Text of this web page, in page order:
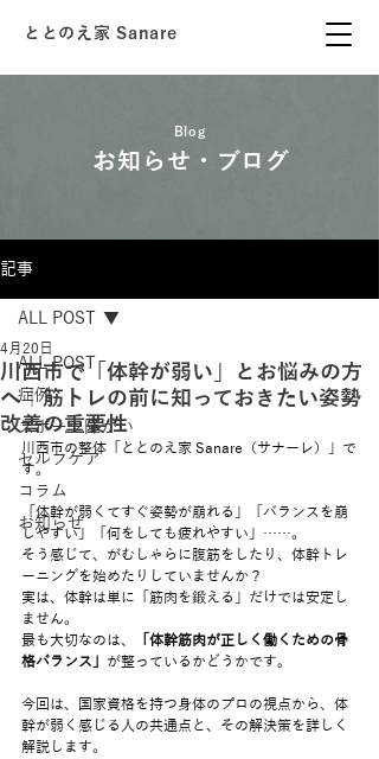
ととのえ家 Sanare
Blog
お知らせ・ブログ
記事
ALL POST
症例
スポーツ障がい
セルフケア
コラム
お知らせ
ALL POST
川西市で「体幹が弱い」とお悩みの方
へ｜筋トレの前に知っておきたい姿勢
改善の重要性
4月20日
川西市の整体「ととのえ家 Sanare（サナーレ）」で
す。
「体幹が弱くてすぐ姿勢が崩れる」「バランスを崩
しやすい」「何をしても疲れやすい」……。
そう感じて、がむしゃらに腹筋をしたり、体幹トレ
ーニングを始めたりしていませんか？
実は、体幹は単に「筋肉を鍛える」だけでは安定し
ません。
最も大切なのは、
「体幹筋肉が正しく働くための骨
格バランス」 が整っているかどうかです。
今回は、国家資格を持つ身体のプロの視点から、体
幹が弱く感じる人の共通点と、その解決策を詳しく
解説します。